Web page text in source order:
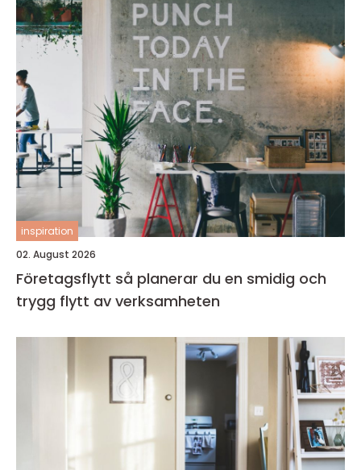
inspiration
02. August 2026
Företagsflytt så planerar du en smidig och
trygg flytt av verksamheten